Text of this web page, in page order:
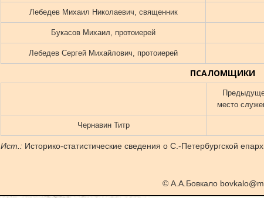
Лебедев Михаил Николаевич, священник
Букасов Михаил, протоиерей
Лебедев Сергей Михайлович, протоиерей
ПСАЛОМЩИКИ
место
Чернавин Титр
Ист.: Историко-статистические сведения о С.-Петербургской
© А.А.Бовкало